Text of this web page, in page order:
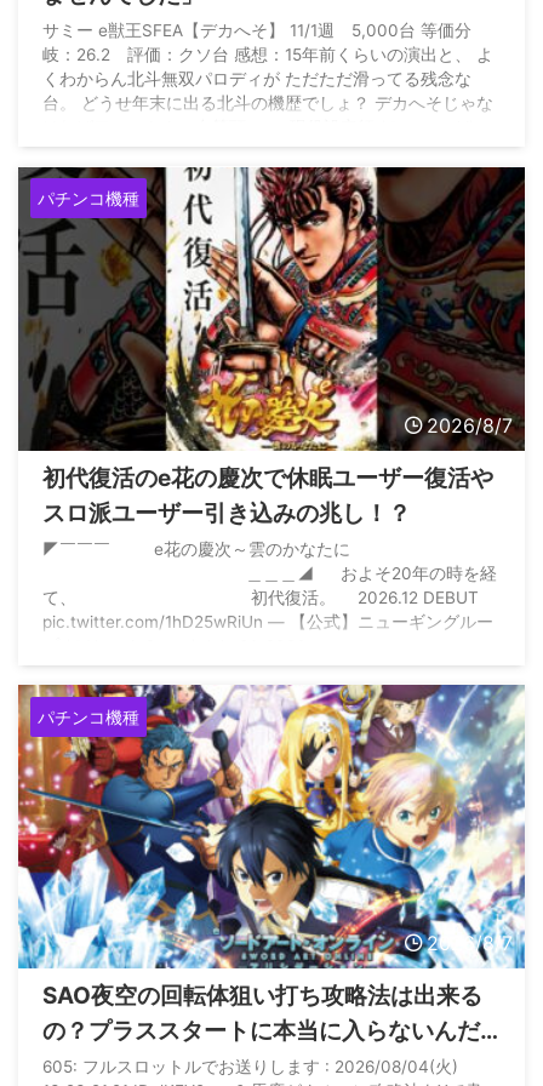
サミー e獣王SFEA【デカへそ】 11/1週 5,000台 等価分
岐：26.2 評価：クソ台 感想：15年前くらいの演出と、 よ
くわからん北斗無双パロディが ただただ滑ってる残念な
台。 どうせ年末に出る北斗の機歴でしょ？ デカへそじゃな
パチンコ機種
2026/8/7
初代復活のe花の慶次で休眠ユーザー復活や
スロ派ユーザー引き込みの兆し！？
◤￣￣￣ e花の慶次～雲のかなたに
＿＿＿◢ およそ20年の時を経
て、 初代復活。 2026.12 DEBUT
pic.twitter.com/1hD25wRiUn — 【公式】ニューギングルー
パチンコ機種
2026/8/7
SAO夜空の回転体狙い打ち攻略法は出来る
の？プラススタートに本当に入らないんだ
が
605: フルスロットルでお送りします : 2026/08/04(火)